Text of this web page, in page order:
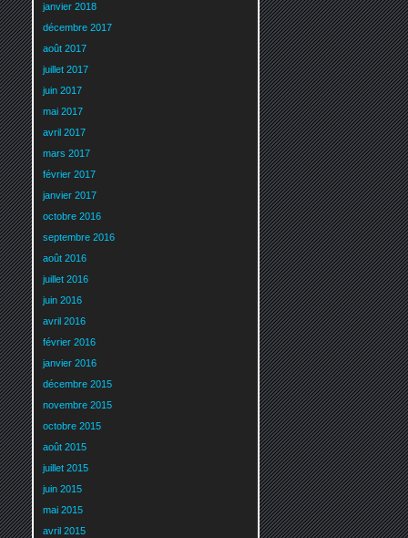
janvier 2018
décembre 2017
août 2017
juillet 2017
juin 2017
mai 2017
avril 2017
mars 2017
février 2017
janvier 2017
octobre 2016
septembre 2016
août 2016
juillet 2016
juin 2016
avril 2016
février 2016
janvier 2016
décembre 2015
novembre 2015
octobre 2015
août 2015
juillet 2015
juin 2015
mai 2015
avril 2015